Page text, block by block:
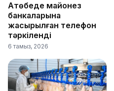
Ақтөбеде майонез
банкаларына
жасырылған телефон
тәркіленді
6 тамыз, 2026